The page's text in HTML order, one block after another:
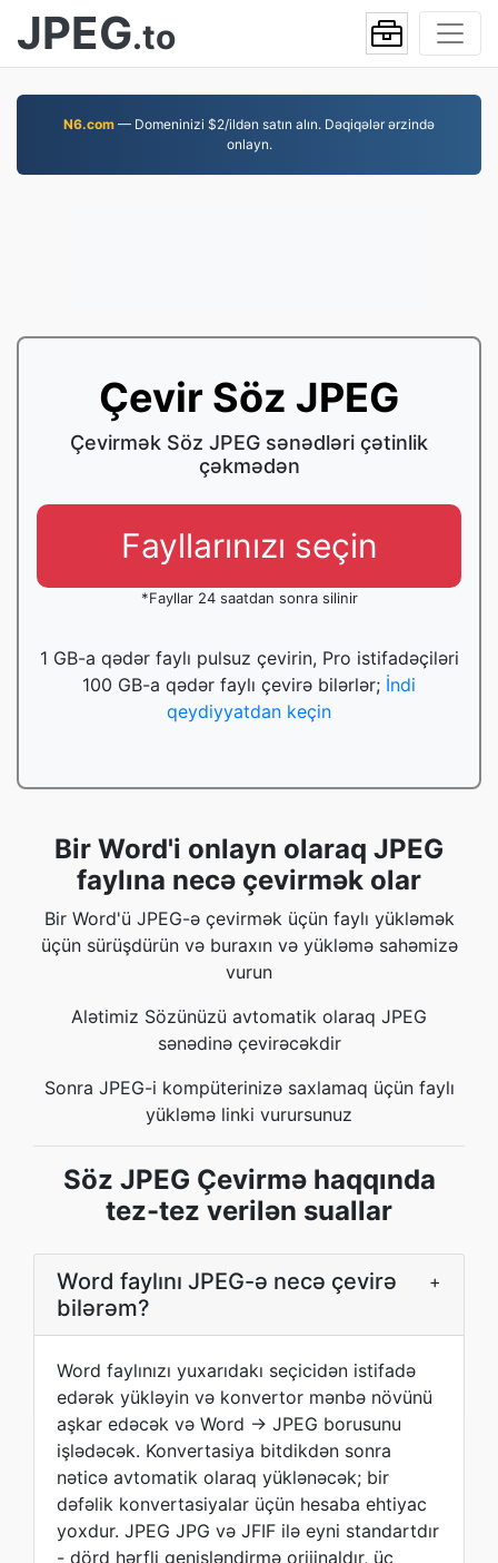
JPEG.to
N6.com — Domeninizi $2/ildən satın alın. Dəqiqələr ərzində
onlayn.
Çevir Söz JPEG
Çevirmək Söz JPEG sənədləri çətinlik
çəkmədən
Fayllarınızı seçin
*Fayllar 24 saatdan sonra silinir
1 GB-a qədər faylı pulsuz çevirin, Pro istifadəçiləri
100 GB-a qədər faylı çevirə bilərlər; İndi
qeydiyyatdan keçin
Bir Word'i onlayn olaraq JPEG
faylına necə çevirmək olar
Bir Word'ü JPEG-ə çevirmək üçün faylı yükləmək
üçün sürüşdürün və buraxın və yükləmə sahəmizə
vurun
Alətimiz Sözünüzü avtomatik olaraq JPEG
sənədinə çevirəcəkdir
Sonra JPEG-i kompüterinizə saxlamaq üçün faylı
yükləmə linki vurursunuz
Söz JPEG Çevirmə haqqında
tez-tez verilən suallar
Word faylını JPEG-ə necə çevirə
bilərəm?
+
Word faylınızı yuxarıdakı seçicidən istifadə
edərək yükləyin və konvertor mənbə növünü
aşkar edəcək və Word → JPEG borusunu
işlədəcək. Konvertasiya bitdikdən sonra
nəticə avtomatik olaraq yüklənəcək; bir
dəfəlik konvertasiyalar üçün hesaba ehtiyac
yoxdur. JPEG JPG və JFIF ilə eyni standartdır
- dörd hərfli genişləndirmə orijinaldır, üç